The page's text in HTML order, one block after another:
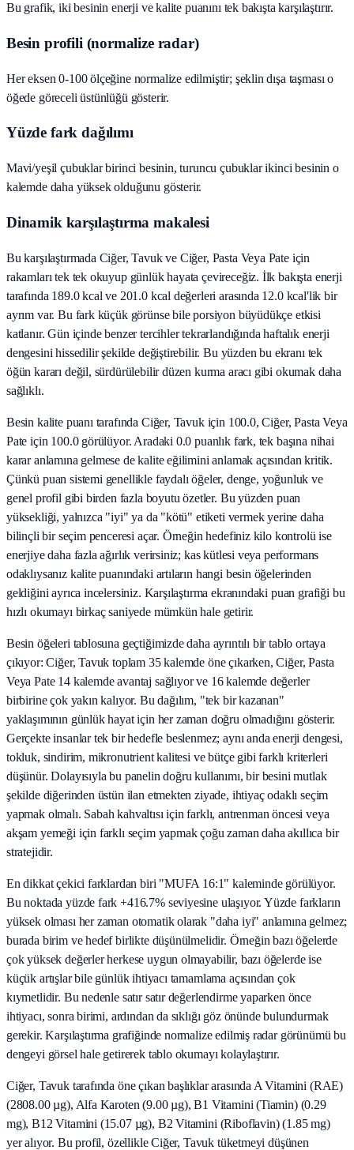
Bu grafik, iki besinin enerji ve kalite puanını tek bakışta karşılaştırır.
Besin profili (normalize radar)
Her eksen 0-100 ölçeğine normalize edilmiştir; şeklin dışa taşması o
öğede göreceli üstünlüğü gösterir.
Yüzde fark dağılımı
Mavi/yeşil çubuklar birinci besinin, turuncu çubuklar ikinci besinin o
kalemde daha yüksek olduğunu gösterir.
Dinamik karşılaştırma makalesi
Bu karşılaştırmada Ciğer, Tavuk ve Ciğer, Pasta Veya Pate için
rakamları tek tek okuyup günlük hayata çevireceğiz. İlk bakışta enerji
tarafında 189.0 kcal ve 201.0 kcal değerleri arasında 12.0 kcal'lik bir
ayrım var. Bu fark küçük görünse bile porsiyon büyüdükçe etkisi
katlanır. Gün içinde benzer tercihler tekrarlandığında haftalık enerji
dengesini hissedilir şekilde değiştirebilir. Bu yüzden bu ekranı tek
öğün kararı değil, sürdürülebilir düzen kurma aracı gibi okumak daha
sağlıklı.
Besin kalite puanı tarafında Ciğer, Tavuk için 100.0, Ciğer, Pasta Veya
Pate için 100.0 görülüyor. Aradaki 0.0 puanlık fark, tek başına nihai
karar anlamına gelmese de kalite eğilimini anlamak açısından kritik.
Çünkü puan sistemi genellikle faydalı öğeler, denge, yoğunluk ve
genel profil gibi birden fazla boyutu özetler. Bu yüzden puan
yüksekliği, yalnızca "iyi" ya da "kötü" etiketi vermek yerine daha
bilinçli bir seçim penceresi açar. Örneğin hedefiniz kilo kontrolü ise
enerjiye daha fazla ağırlık verirsiniz; kas kütlesi veya performans
odaklıysanız kalite puanındaki artıların hangi besin öğelerinden
geldiğini ayrıca incelersiniz. Karşılaştırma ekranındaki puan grafiği bu
hızlı okumayı birkaç saniyede mümkün hale getirir.
Besin öğeleri tablosuna geçtiğimizde daha ayrıntılı bir tablo ortaya
çıkıyor: Ciğer, Tavuk toplam 35 kalemde öne çıkarken, Ciğer, Pasta
Veya Pate 14 kalemde avantaj sağlıyor ve 16 kalemde değerler
birbirine çok yakın kalıyor. Bu dağılım, "tek bir kazanan"
yaklaşımının günlük hayat için her zaman doğru olmadığını gösterir.
Gerçekte insanlar tek bir hedefle beslenmez; aynı anda enerji dengesi,
tokluk, sindirim, mikronutrient kalitesi ve bütçe gibi farklı kriterleri
düşünür. Dolayısıyla bu panelin doğru kullanımı, bir besini mutlak
şekilde diğerinden üstün ilan etmekten ziyade, ihtiyaç odaklı seçim
yapmak olmalı. Sabah kahvaltısı için farklı, antrenman öncesi veya
akşam yemeği için farklı seçim yapmak çoğu zaman daha akıllıca bir
stratejidir.
En dikkat çekici farklardan biri "MUFA 16:1" kaleminde görülüyor.
Bu noktada yüzde fark +416.7% seviyesine ulaşıyor. Yüzde farkların
yüksek olması her zaman otomatik olarak "daha iyi" anlamına gelmez;
burada birim ve hedef birlikte düşünülmelidir. Örneğin bazı öğelerde
çok yüksek değerler herkese uygun olmayabilir, bazı öğelerde ise
küçük artışlar bile günlük ihtiyacı tamamlama açısından çok
kıymetlidir. Bu nedenle satır satır değerlendirme yaparken önce
ihtiyacı, sonra birimi, ardından da sıklığı göz önünde bulundurmak
gerekir. Karşılaştırma grafiğinde normalize edilmiş radar görünümü bu
dengeyi görsel hale getirerek tablo okumayı kolaylaştırır.
Ciğer, Tavuk tarafında öne çıkan başlıklar arasında A Vitamini (RAE)
(2808.00 µg), Alfa Karoten (9.00 µg), B1 Vitamini (Tiamin) (0.29
mg), B12 Vitamini (15.07 µg), B2 Vitamini (Riboflavin) (1.85 mg)
yer alıyor. Bu profil, özellikle Ciğer, Tavuk tüketmeyi düşünen